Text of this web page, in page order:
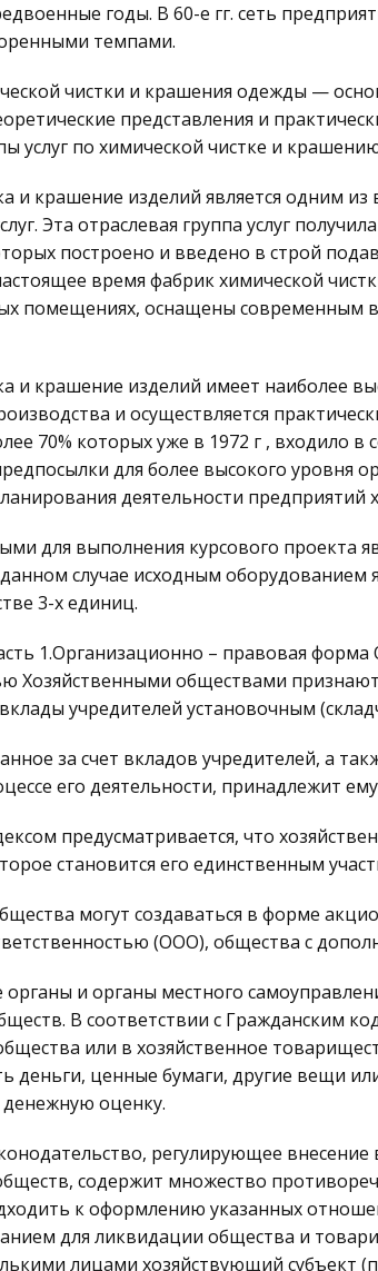
годы. В 60-е гг. сеть
темпами.
чистки и крашения одежды —
представления и
услуг по химической чистке и
и крашение изделий является одним
Эта отраслевая группа услуг
построено и введено в строй
время фабрик химической
помещениях, оснащены современным
и крашение изделий имеет наиболее
и осуществляется
70% которых уже в 1972 г , входило
для более высокого уровня
деятельности предприятий
для выполнения курсового проекта
случае исходным оборудованием
3-х единиц.
1.Организационно – правовая
Хозяйственными обществами
учредителей установочным
за счет вкладов учредителей, а
его деятельности, принадлежит
предусматривается, что
становится его единственным
могут создаваться в форме
(ООО), общества с
органы и органы местного
В соответствии с Гражданским
или в хозяйственное
деньги, ценные бумаги, другие вещи
оценку.
регулирующее внесение
содержит множество
к оформлению указанных
для ликвидации общества и
лицами хозяйствующий субъект